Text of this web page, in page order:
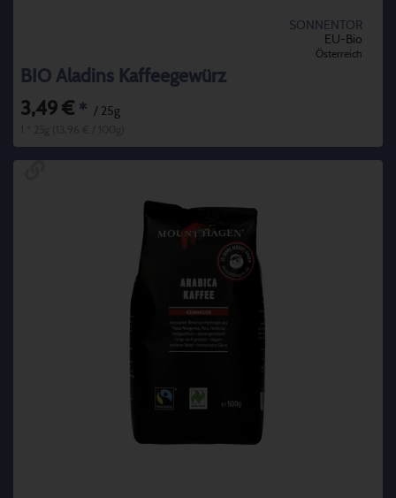
SONNENTOR
EU-Bio
Österreich
BIO Aladins Kaffeegewürz
3,49 € * / 25g